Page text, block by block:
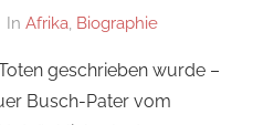
Von
In Afrika, Biographie
geschrieben wurde –
Busch-Pater vom